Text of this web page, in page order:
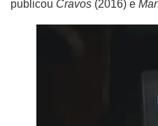
publicou Cravos (2016) e